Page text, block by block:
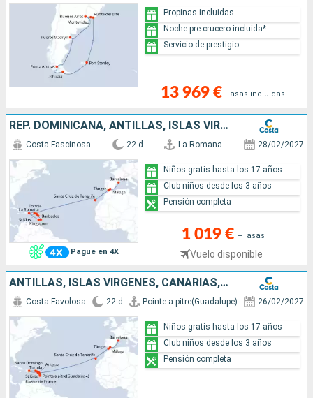
13 969 € Tasas incluidas
Propinas incluidas
Noche pre-crucero incluida*
Servicio de prestigio
REP. DOMINICANA, ANTILLAS, ISLAS VÍRGENES, CANARIAS, MARRUECOS, ESPAÑA
Pague en 4X
Costa Fascinosa 22 d La Romana 28/02/2027
1 019 € +Tasas
Vuelo disponible
Niños gratis hasta los 17 años
Club niños desde los 3 años
Pensión completa
ANTILLAS, ISLAS VÍRGENES, CANARIAS, MARRUECOS, ESPAÑA
Costa Favolosa 22 d Pointe a pitre(Guadalupe) 26/02/2027
Niños gratis hasta los 17 años
Club niños desde los 3 años
Pensión completa